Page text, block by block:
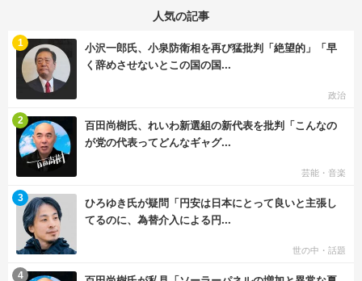
人気の記事
小沢一郎氏、小泉防衛相を再び猛批判「絶望的」「早
く辞めさせないとこの国の国...
政治
1
百田尚樹氏、れいわ新選組の新代表を批判「こんなの
が党の代表ってどんなギャグ...
芸能・音楽
2
ひろゆき氏が疑問「円安は日本にとって良いと主張し
てるのに、為替介入による円...
世の中・話題
3
4